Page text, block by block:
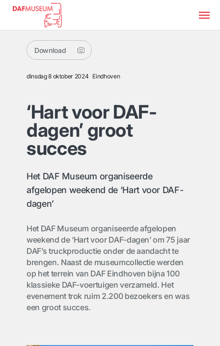
Download
dinsdag 8 oktober 2024 Eindhoven
‘Hart voor DAF-
dagen’ groot
succes
Het DAF Museum organiseerde
afgelopen weekend de ‘Hart voor DAF-
dagen’
Het DAF Museum organiseerde afgelopen
weekend de ‘Hart voor DAF-dagen’ om 75 jaar
DAF’s truckproductie onder de aandacht te
brengen. Naast de museumcollectie werden
op het terrein van DAF Eindhoven bijna 100
klassieke DAF-voertuigen verzameld. Het
evenement trok ruim 2.200 bezoekers en was
een groot succes.